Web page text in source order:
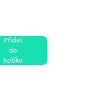
Přidat
do
košíku